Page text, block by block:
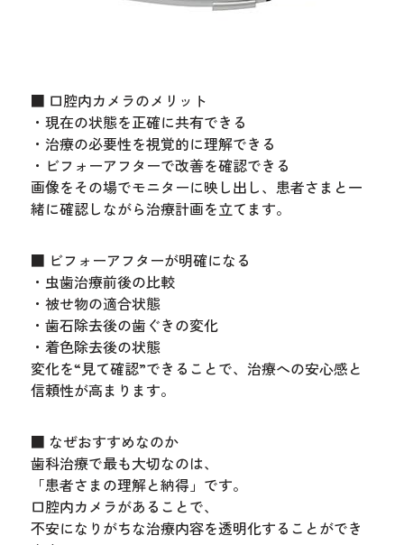
■ 口腔内カメラのメリット
・現在の状態を正確に共有できる
・治療の必要性を視覚的に理解できる
・ビフォーアフターで改善を確認できる
画像をその場でモニターに映し出し、患者さまと一
緒に確認しながら治療計画を立てます。
■ ビフォーアフターが明確になる
・虫歯治療前後の比較
・被せ物の適合状態
・歯石除去後の歯ぐきの変化
・着色除去後の状態
変化を“見て確認”できることで、治療への安心感と
信頼性が高まります。
■ なぜおすすめなのか
歯科治療で最も大切なのは、
「患者さまの理解と納得」です。
口腔内カメラがあることで、
不安になりがちな治療内容を透明化することができ